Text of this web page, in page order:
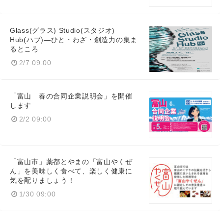
Glass(グラス) Studio(スタジオ)
Hub(ハブ)―ひと・わざ・創造力の集ま
るところ
2/7 09:00
「富山 春の合同企業説明会」を開催
します
2/2 09:00
「富山市」薬都とやまの「富山やくぜ
ん」を美味しく食べて、楽しく健康に
気を配りましょう！
1/30 09:00
Japanese